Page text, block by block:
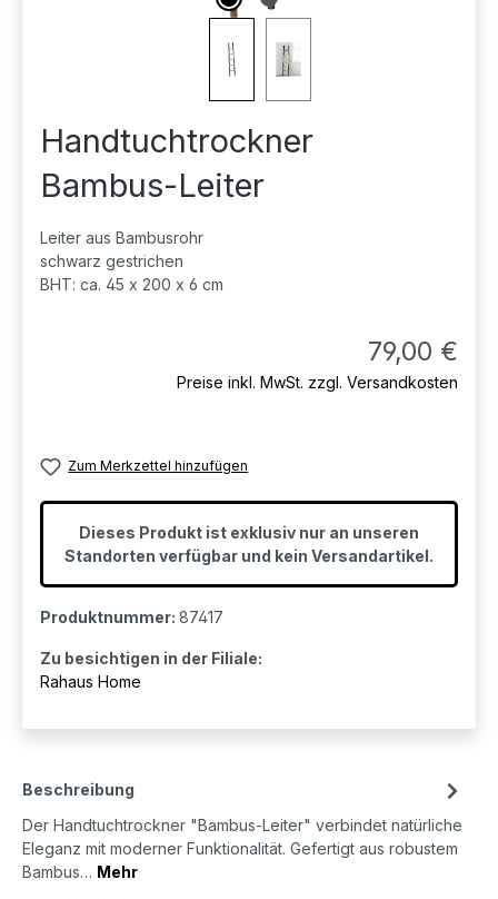
Handtuchtrockner
Bambus-Leiter
Leiter aus Bambusrohr
schwarz gestrichen
BHT: ca. 45 x 200 x 6 cm
79,00 €
Preise inkl. MwSt. zzgl. Versandkosten
Zum Merkzettel hinzufügen
Dieses Produkt ist exklusiv nur an unseren
Standorten verfügbar und kein Versandartikel.
Produktnummer: 87417
Zu besichtigen in der Filiale:
Rahaus Home
Beschreibung
Der Handtuchtrockner "Bambus-Leiter" verbindet natürliche
Eleganz mit moderner Funktionalität. Gefertigt aus robustem
Bambus… Mehr